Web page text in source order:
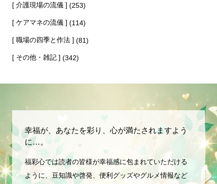
[ 介護現場の流儀 ] (253)
[ ケアマネの流儀 ] (114)
[ 職場の四季と作法 ] (81)
[ その他・雑記 ] (342)
幸福が、あなたを彩り、心が満たされますよう
に…。
福彩心では読者の皆様が幸福感に包まれていただける
ように、豆知識や啓発、便利グッズやグルメ情報など